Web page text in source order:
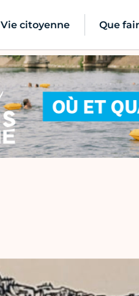
Vie citoyenne Que